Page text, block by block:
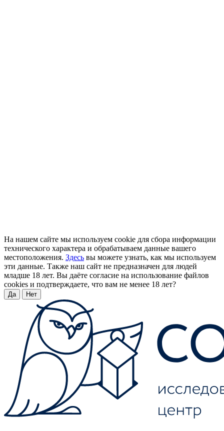
На нашем сайте мы используем cookie для сбора информации
технического характера и обрабатываем данные вашего
местоположения. Здесь вы можете узнать, как мы используем
эти данные. Также наш сайт не предназначен для людей
младше 18 лет. Вы даёте согласие на использование файлов
cookies и подтверждаете, что вам не менее 18 лет?
Да Нет